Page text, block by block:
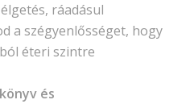
ráadásul
a szégyenlősséget, hogy
éteri szintre
és